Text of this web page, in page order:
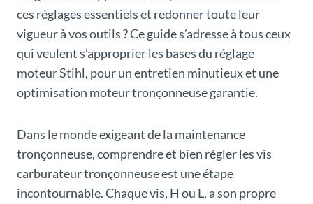
ces réglages essentiels et redonner toute leur
vigueur à vos outils ? Ce guide s’adresse à tous ceux
qui veulent s’approprier les bases du réglage
moteur Stihl, pour un entretien minutieux et une
optimisation moteur tronçonneuse garantie.
Dans le monde exigeant de la maintenance
tronçonneuse, comprendre et bien régler les vis
carburateur tronçonneuse est une étape
incontournable. Chaque vis, H ou L, a son propre